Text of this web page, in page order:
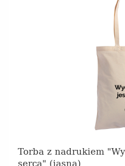
Torba z nadrukiem
serca" (jasna)